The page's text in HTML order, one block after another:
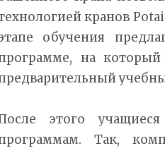
кранов
обучения
на
этого
Так,